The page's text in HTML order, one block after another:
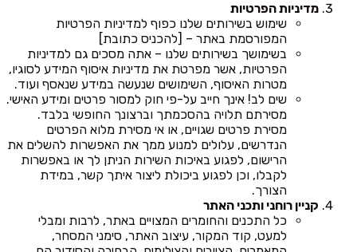
מדיניות הפרטיות
שימוש בשירותים שלנו כפוף למדיניות הפרטיות
המפורסמת באתר – [להכניס כתובת]
בשימושך בשירותים שלנו – אתה מסכים גם למדיניות
הפרטיות, אשר מפרטת את מדיניות איסוף המידע לסוגיו,
מטרות האיסוף, השימושים שנעשה במידע שנאסף ועוד.
שים לב! אינך חייב על-פי חוק למסור פרטים ומידע האישי.
מסירתם תלויה בהסכמתך וברצונך החופשי בלבד.
מסירת פרטים שגויים, או אי מסירת מלוא הפרטים
הנדרשים, עלולים למנוע ממך את האפשרות להשלים את
הרישום, לפגוע באיכות השירות הניתן לך או באפשרות
לקבלו, וכן לפגוע ביכולת ליצור איתך קשר, במידת
הצורך.
קניין רוחני ותכני האתר
כל התכנים והחומרים המצויים באתר, לרבות ומבלי
למעט, קוד המקור, עיצוב האתר, סימני המסחר,